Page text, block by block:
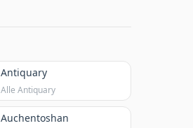
Antiquary
Alle Antiquary
Auchentoshan